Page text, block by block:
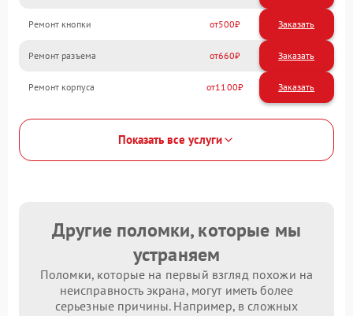
Ремонт кнопки 500
Ремонт разъема 660
Ремонт корпуса 1100
Показать все услуги
Другие поломки, которые мы
устраняем
Поломки, которые на первый взгляд похожи на
неисправность экрана, могут иметь более
серьезные причины. Например, в сложных